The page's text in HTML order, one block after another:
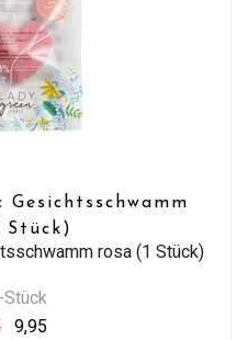
Gesichtsschwamm
Stück)
rosa (1 Stück)
9,95